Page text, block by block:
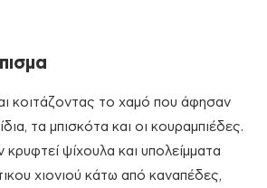
κοιτάζοντας το χαμό που άφησαν
τα μπισκότα και οι κουραμπιέδες.
κρυφτεί ψίχουλα και υπολείμματα
χιονιού κάτω από καναπέδες,